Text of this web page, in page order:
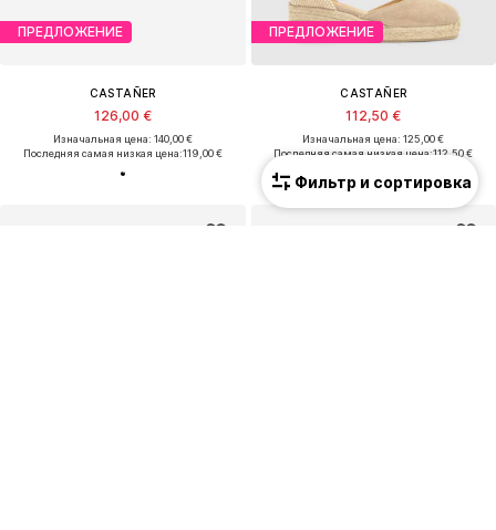
ПРЕДЛОЖЕНИЕ
CASTAÑER
126,00 €
Изначальная цена: 140,00 €
Последняя самая низкая цена:119,00 €
ПРЕДЛОЖЕНИЕ
CASTAÑER
112,50 €
Изначальная цена: 125,00 €
Последняя самая низкая цена:112,50 €
Фильтр и сортировка